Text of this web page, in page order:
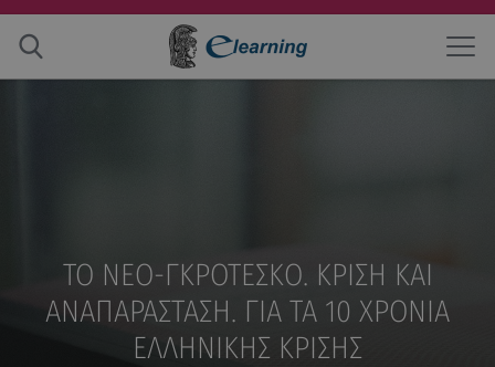
ΤΟ ΝΕΟ-ΓΚΡΟΤΕΣΚΟ. ΚΡΙΣΗ ΚΑΙ
ΑΝΑΠΑΡΑΣΤΑΣΗ. ΓΙΑ ΤΑ 10 ΧΡΟΝΙΑ
ΕΛΛΗΝΙΚΗΣ ΚΡΙΣΗΣ